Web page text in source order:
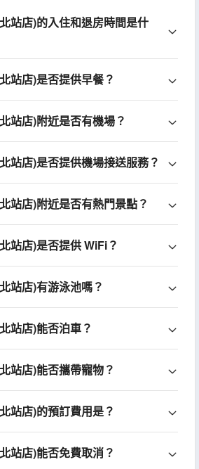
站店)的入住和退房時間是什
站店)是否提供早餐？
站店)附近是否有機場？
站店)是否提供機場接送服務？
站店)附近是否有熱門景點？
站店)是否提供 WiFi？
站店)有游泳池嗎？
站店)能否泊車？
站店)能否攜帶寵物？
站店)的預訂費用是？
站店)能否免費取消？